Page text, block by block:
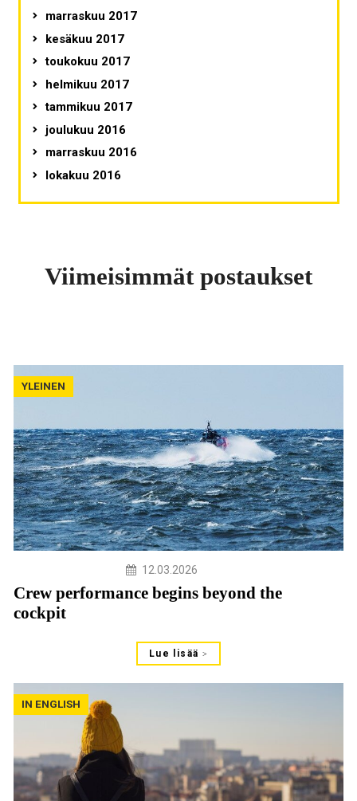
marraskuu 2017
kesäkuu 2017
toukokuu 2017
helmikuu 2017
tammikuu 2017
joulukuu 2016
marraskuu 2016
lokakuu 2016
Viimeisimmät postaukset
YLEINEN
12.03.2026
Crew performance begins beyond the
cockpit
Lue lisää
IN ENGLISH